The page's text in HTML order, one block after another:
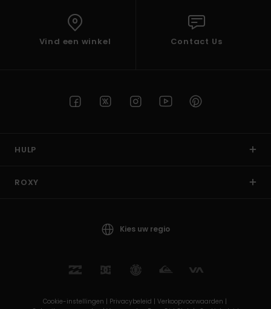
Vind een winkel Contact Us
HULP
ROXY
Kies uw regio
Cookie-instellingen | Privacybeleid | Verkoopvoorwaarden |